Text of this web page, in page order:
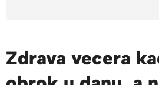
Zdrava vecera